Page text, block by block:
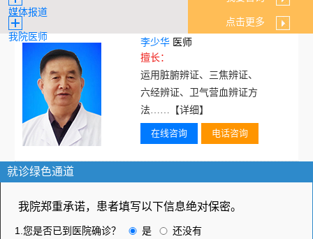
媒体报道
我院医师
点击更多
李少华 医师
擅长：
运用脏腑辨证、三焦辨证、
六经辨证、卫气营血辨证方
法……
【详细】
在线咨询 电话咨询
就诊绿色通道
我院郑重承诺，患者填写以下信息绝对保密。
1.您是否已到医院确诊？ 是 还没有